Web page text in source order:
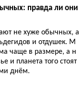
правда ли они
не хуже обычных, а
и отдушек. М
чаще в размере, а н
и планета того стоят
днём.